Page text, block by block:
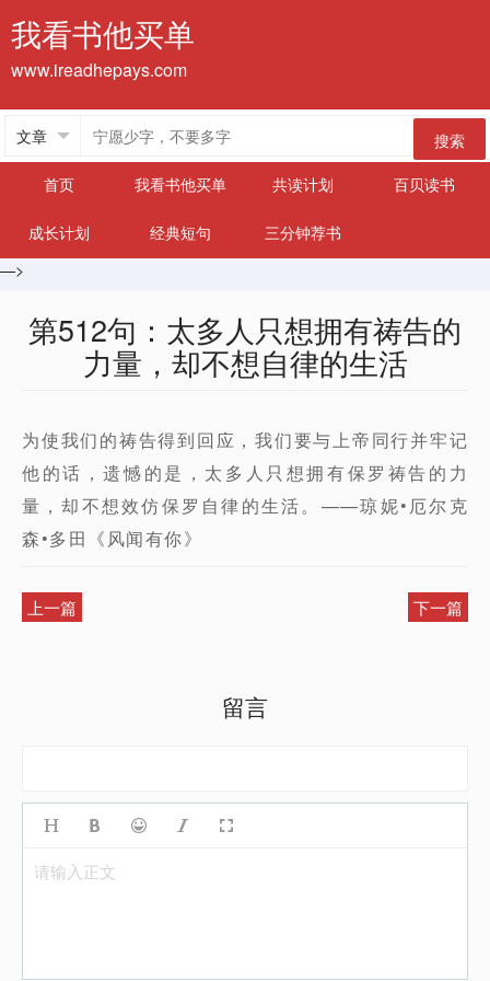
我看书他买单
www.ireadhepays.com
搜索
首页
我看书他买单 共读计划 百贝读书
成长计划 经典短句
三分钟荐书
—>
第512句：太多人只想拥有祷告的
力量，却不想自律的生活
为使我们的祷告得到回应，我们要与上帝同行并牢记
他的话，遗憾的是，太多人只想拥有保罗祷告的力
量，却不想效仿保罗自律的生活。——琼妮•厄尔克
森•多田《风闻有你》
上一篇 下一篇
留言
请输入正文